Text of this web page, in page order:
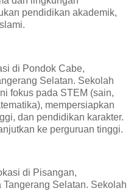
pendidikan akademik,
di Pondok Cabe,
Selatan. Sekolah
fokus pada STEM (sain,
mempersiapkan
dan pendidikan karakter.
ke perguruan tinggi.
di Pisangan,
Tangerang Selatan. Sekolah